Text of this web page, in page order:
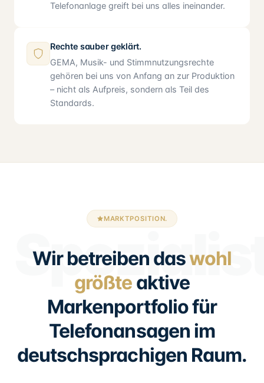
Telefonanlage greift bei uns alles ineinander.
Rechte sauber geklärt.
GEMA, Musik- und Stimmnutzungsrechte
gehören bei uns von Anfang an zur Produktion
– nicht als Aufpreis, sondern als Teil des
Standards.
MARKTPOSITION.
Wir betreiben daswohl
größte aktive
Markenportfolio für
Telefonansagen im
deutschsprachigen Raum.